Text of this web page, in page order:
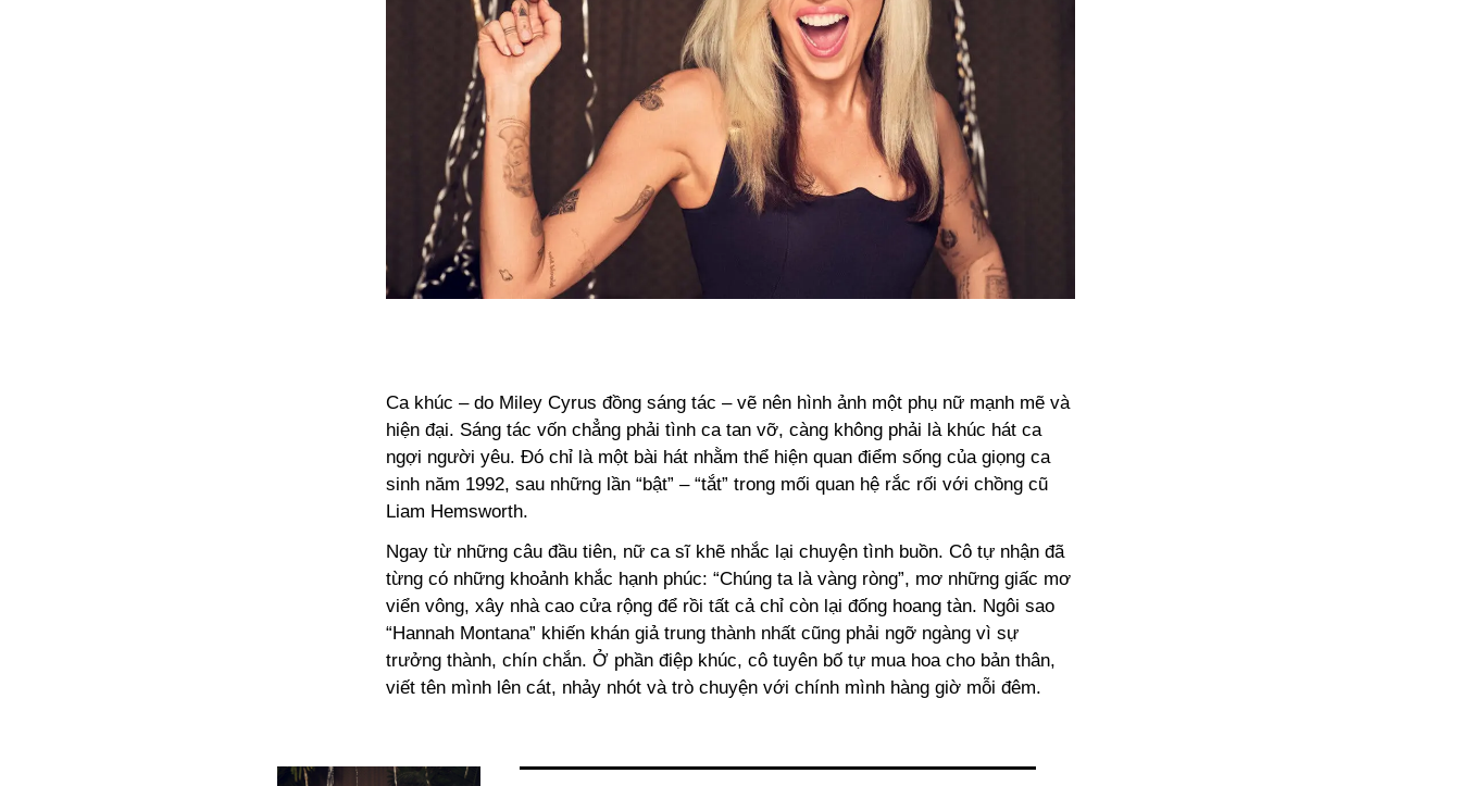
Ca khúc – do Miley Cyrus đồng sáng tác – vẽ nên hình ảnh một phụ nữ mạnh mẽ và
hiện đại. Sáng tác vốn chẳng phải tình ca tan vỡ, càng không phải là khúc hát ca
ngợi người yêu. Đó chỉ là một bài hát nhằm thể hiện quan điểm sống của giọng ca
sinh năm 1992, sau những lần “bật” – “tắt” trong mối quan hệ rắc rối với chồng cũ
Liam Hemsworth.
Ngay từ những câu đầu tiên, nữ ca sĩ khẽ nhắc lại chuyện tình buồn. Cô tự nhận đã
từng có những khoảnh khắc hạnh phúc: “Chúng ta là vàng ròng”, mơ những giấc mơ
viển vông, xây nhà cao cửa rộng để rồi tất cả chỉ còn lại đống hoang tàn. Ngôi sao
“Hannah Montana” khiến khán giả trung thành nhất cũng phải ngỡ ngàng vì sự
trưởng thành, chín chắn. Ở phần điệp khúc, cô tuyên bố tự mua hoa cho bản thân,
viết tên mình lên cát, nhảy nhót và trò chuyện với chính mình hàng giờ mỗi đêm.